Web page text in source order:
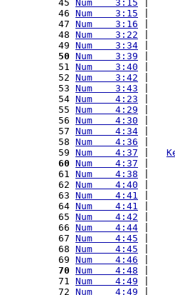
45 Num    3:15 |
46 Num    3:15 |
47 Num    3:16 |
48 Num    3:22 |
49 Num    3:34 |
50 Num    3:39
51 Num    3:40
52 Num    3:42 |
53 Num    3:43
54 Num    4:23 |
55 Num    4:29 |
56 Num    4:30 |
57 Num    4:34
58 Num    4:36 |
59 Num    4:37
60 Num    4:37 |
61 Num    4:38
62 Num    4:40 |
63 Num    4:41
64 Num    4:41 |
65 Num    4:42
66 Num    4:44 |
67 Num    4:45
68 Num    4:45 |
69 Num    4:46
70 Num    4:48 |
71 Num    4:49 |
72 Num    4:49